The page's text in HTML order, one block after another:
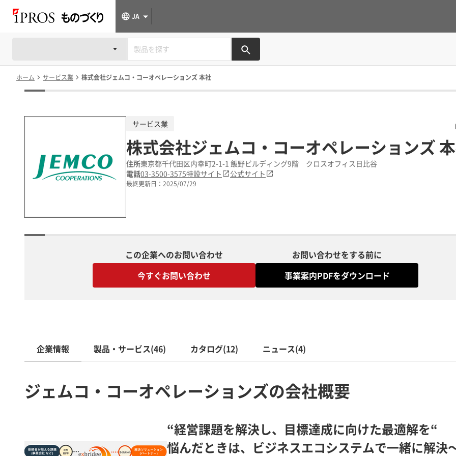
JA
ホーム サービス業 株式会社ジェムコ・コーオペレーションズ 本社
サービス業
株式会社ジェムコ・コーオペレーションズ
住所東京都千代田区内幸町2-1-1 飯野ビルディング9階 クロスオフィス日比谷
電話03-3500-3575特設サイト 公式サイト
最終更新日： 2025/07/29
この企業へのお問い合わせ
今すぐお問い合わせ
お問い合わせをする前に
事業案内PDFをダウンロード
企業情報 製品・サービス(46) カタログ(12) ニュース(4)
ジェムコ・コーオペレーションズの会社概要
“経営課題を解決し、目標達成に向けた最適解
悩んだときは、ビジネスエコシステムで一緒に解決